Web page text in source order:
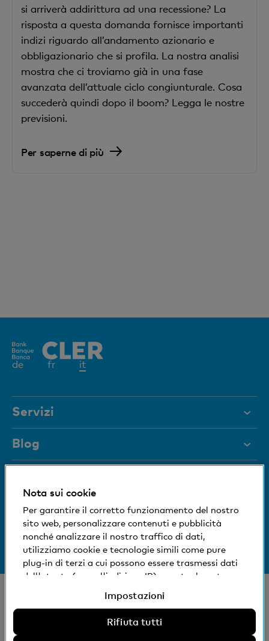
si arriverà addirittura ad una recessione? La
risposta a questa domanda fornisce importanti
indizi riguardo all’andamento azionario e
obbligazionario che si profila. La nostra analisi
mostra che ci troviamo già in una fase
avanzata dell’attuale ciclo congiunturale. Cosa
succederà quindi dopo il boom? Legga le nostre
previsioni.
Per saperne di più
de fr itElemento
Servizi
Aiuto e contatto
Documenti
Rivista
Organi dirigenti
Medien
Impronta sociale ed ecologica
Blog
+41 (0)800 88 99 66
Siamo a vostra disposizione
Aiuto e contatto
Succursali e Bancomat
Informazioni sulla banca
Note legali
Dichiarazione sulla protezione dei dati
Nota sui cookie
Per garantire il corretto funzionamento del nostro
sito web, personalizzare contenuti e pubblicità
nonché analizzare il nostro traffico di dati,
utilizziamo cookie e tecnologie simili come pure
plug-in di terzi a cui possono essere trasmessi dati
dell'utente (come l'indirizzo IP), eventualmente
modificare le impostazioni per l'uso di cookie e
relativa divulgazione di dati. Ulteriori informazioni:
Impostazioni
Rifiuta tutti